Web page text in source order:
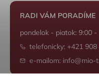
RADI VÁM PORADÍME
pondelok - piatok: 9:00 -
telefonicky: +421
e-mailom: info@mio-